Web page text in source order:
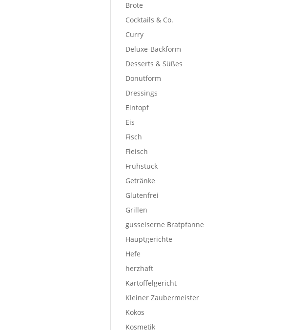
Brote
Cocktails & Co.
Curry
Deluxe-Backform
Desserts & Süßes
Donutform
Dressings
Eintopf
Eis
Fisch
Fleisch
Frühstück
Getränke
Glutenfrei
Grillen
gusseiserne Bratpfanne
Hauptgerichte
Hefe
herzhaft
Kartoffelgericht
Kleiner Zaubermeister
Kokos
Kosmetik